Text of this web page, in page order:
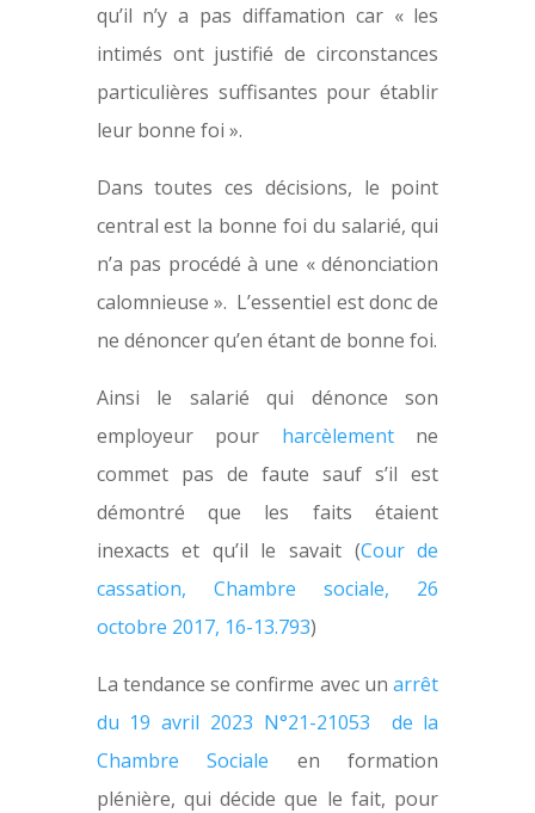
qu’il n’y a pas diffamation car « les
intimés ont justifié de circonstances
particulières suffisantes pour établir
leur bonne foi ».
Dans toutes ces décisions, le point
central est la bonne foi du salarié, qui
n’a pas procédé à une « dénonciation
calomnieuse ». L’essentiel est donc de
ne dénoncer qu’en étant de bonne foi.
Ainsi le salarié qui dénonce son
employeur pour harcèlementne
commet pas de faute sauf s’il est
démontré que les faits étaient
inexacts et qu’il le savait (Cour de
cassation, Chambre sociale, 26
octobre 2017, 16-13.793)
La tendance se confirme avec unarrêt
du 19 avril 2023 N°21-21053 de la
Chambre Sociale en formation
plénière, qui décide que le fait, pour